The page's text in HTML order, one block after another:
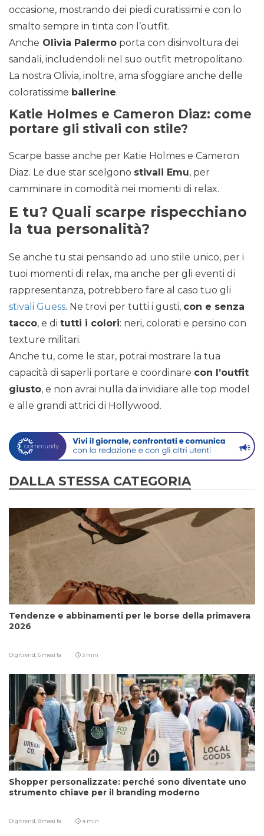
occasione, mostrando dei piedi curatissimi e con lo
smalto sempre in tinta con l’outfit.
Anche Olivia Palermo porta con disinvoltura dei
sandali, includendoli nel suo outfit metropolitano.
La nostra Olivia, inoltre, ama sfoggiare anche delle
coloratissime ballerine.
Katie Holmes e Cameron Diaz: come
portare gli stivali con stile?
Scarpe basse anche per Katie Holmes e Cameron
Diaz. Le due star scelgono stivali Emu, per
camminare in comodità nei momenti di relax.
E tu? Quali scarpe rispecchiano
la tua personalità?
Se anche tu stai pensando ad uno stile unico, per i
tuoi momenti di relax, ma anche per gli eventi di
rappresentanza, potrebbero fare al caso tuo gli
stivali Guess. Ne trovi per tutti i gusti, con e senza
tacco, e di tutti i colori: neri, colorati e persino con
texture militari.
Anche tu, come le star, potrai mostrare la tua
capacità di saperli portare e coordinare con l’outfit
giusto, e non avrai nulla da invidiare alle top model
e alle grandi attrici di Hollywood.
DALLA STESSA CATEGORIA
Tendenze e abbinamenti per le borse della primavera
2026
Digitrend,6 mesi fa 3 min
Shopper personalizzate: perché sono diventate uno
strumento chiave per il branding moderno
Digitrend,8 mesi fa 4 min